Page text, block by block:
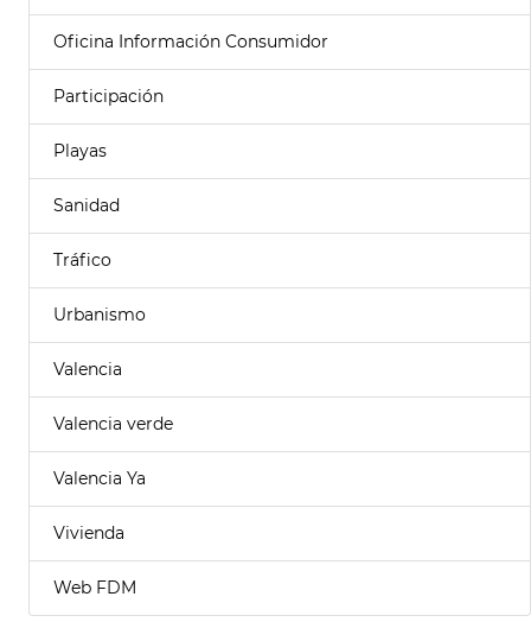
Oficina Información Consumidor
Participación
Playas
Sanidad
Tráfico
Urbanismo
Valencia
Valencia verde
Valencia Ya
Vivienda
Web FDM